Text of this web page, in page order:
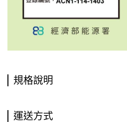
規格說明
運送方式